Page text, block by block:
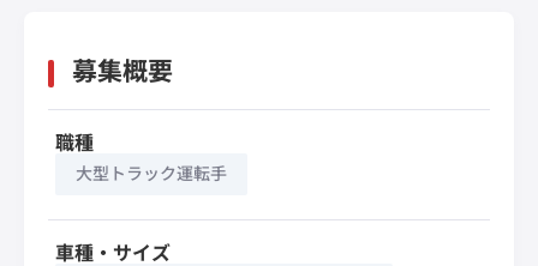
募集概要
職種
大型トラック運転手
車種・サイズ